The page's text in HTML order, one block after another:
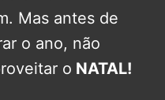
Mas antes de
o ano, não
o NATAL!